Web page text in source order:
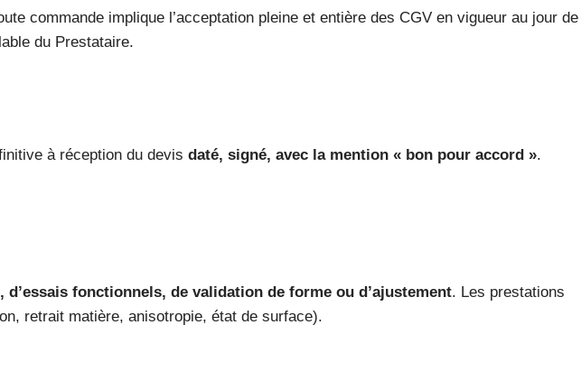
commande implique l’acceptation pleine et entière des CGV en vigueur au jour de
du Prestataire.
à réception du devis daté, signé, avec la mention « bon pour accord ».
fonctionnels, de validation de forme ou d’ajustement. Les prestations
retrait matière, anisotropie, état de surface).